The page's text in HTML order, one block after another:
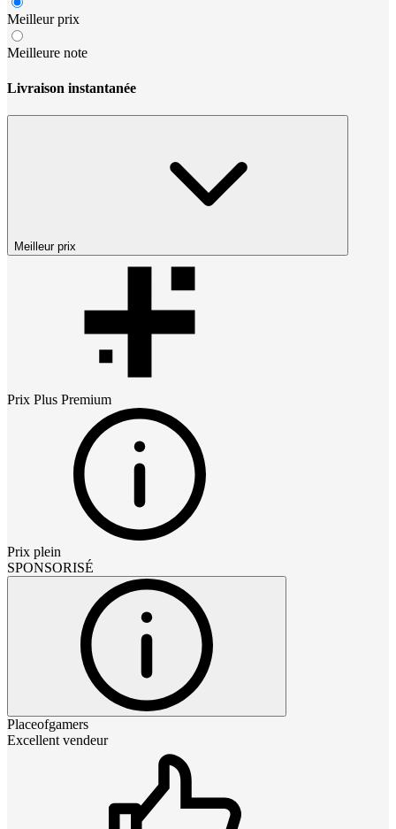
Meilleur prix
Meilleure note
Livraison instantanée
Meilleur prix
Prix Plus Premium
Prix plein
SPONSORISÉ
Placeofgamers
Excellent vendeur